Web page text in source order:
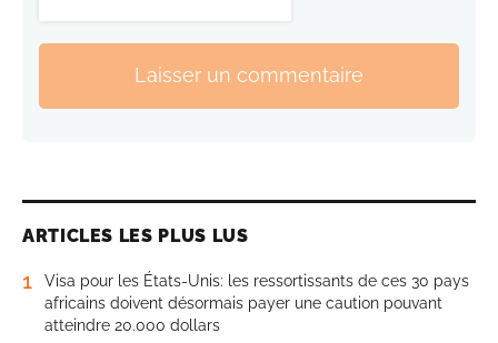
Laisser un commentaire
ARTICLES LES PLUS LUS
1
Visa pour les États-Unis: les ressortissants de ces 30 pays
africains doivent désormais payer une caution pouvant
atteindre 20.000 dollars